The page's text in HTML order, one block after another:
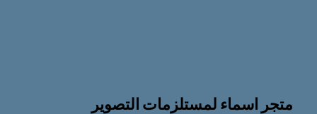
متجر اسماء لمستلزمات التصوير